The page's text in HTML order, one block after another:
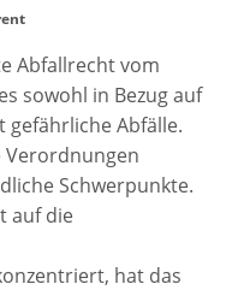
Abfallrecht vom
sowohl in Bezug auf
gefährliche Abfälle.
Verordnungen
Schwerpunkte.
auf die
hat das